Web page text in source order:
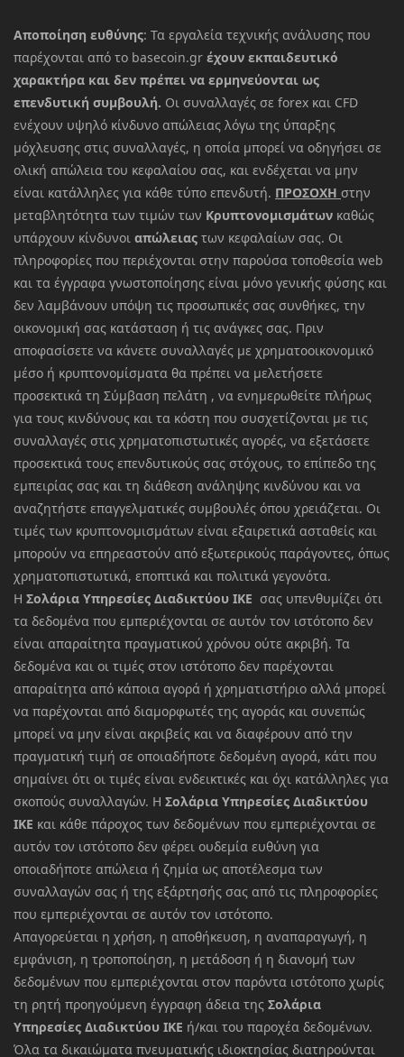
Αποποίηση ευθύνης: Τα εργαλεία τεχνικής ανάλυσης που
παρέχονται από το basecoin.gr έχουν εκπαιδευτικό
χαρακτήρα και δεν πρέπει να ερμηνεύονται ως
επενδυτική συμβουλή. Οι συναλλαγές σε forex και CFD
ενέχουν υψηλό κίνδυνο απώλειας λόγω της ύπαρξης
μόχλευσης στις συναλλαγές, η οποία μπορεί να οδηγήσει σε
ολική απώλεια του κεφαλαίου σας, και ενδέχεται να μην
είναι κατάλληλες για κάθε τύπο επενδυτή. ΠΡΟΣΟΧΗ στην
μεταβλητότητα των τιμών των Κρυπτονομισμάτων καθώς
υπάρχουν κίνδυνοι απώλειας των κεφαλαίων σας. Οι
πληροφορίες που περιέχονται στην παρούσα τοποθεσία web
και τα έγγραφα γνωστοποίησης είναι μόνο γενικής φύσης και
δεν λαμβάνουν υπόψη τις προσωπικές σας συνθήκες, την
οικονομική σας κατάσταση ή τις ανάγκες σας. Πριν
αποφασίσετε να κάνετε συναλλαγές με χρηματοοικονομικό
μέσο ή κρυπτονομίσματα θα πρέπει να μελετήσετε
προσεκτικά τη Σύμβαση πελάτη , να ενημερωθείτε πλήρως
για τους κινδύνους και τα κόστη που συσχετίζονται με τις
συναλλαγές στις χρηματοπιστωτικές αγορές, να εξετάσετε
προσεκτικά τους επενδυτικούς σας στόχους, το επίπεδο της
εμπειρίας σας και τη διάθεση ανάληψης κινδύνου και να
αναζητήστε επαγγελματικές συμβουλές όπου χρειάζεται. Οι
τιμές των κρυπτονομισμάτων είναι εξαιρετικά ασταθείς και
μπορούν να επηρεαστούν από εξωτερικούς παράγοντες, όπως
χρηματοπιστωτικά, εποπτικά και πολιτικά γεγονότα.
Η Σολάρια Υπηρεσίες Διαδικτύου ΙΚΕ σας υπενθυμίζει ότι
τα δεδομένα που εμπεριέχονται σε αυτόν τον ιστότοπο δεν
είναι απαραίτητα πραγματικού χρόνου ούτε ακριβή. Τα
δεδομένα και οι τιμές στον ιστότοπο δεν παρέχονται
απαραίτητα από κάποια αγορά ή χρηματιστήριο αλλά μπορεί
να παρέχονται από διαμορφωτές της αγοράς και συνεπώς
μπορεί να μην είναι ακριβείς και να διαφέρουν από την
πραγματική τιμή σε οποιαδήποτε δεδομένη αγορά, κάτι που
σημαίνει ότι οι τιμές είναι ενδεικτικές και όχι κατάλληλες για
σκοπούς συναλλαγών. Η Σολάρια Υπηρεσίες Διαδικτύου
ΙΚΕ και κάθε πάροχος των δεδομένων που εμπεριέχονται σε
αυτόν τον ιστότοπο δεν φέρει ουδεμία ευθύνη για
οποιαδήποτε απώλεια ή ζημία ως αποτέλεσμα των
συναλλαγών σας ή της εξάρτησής σας από τις πληροφορίες
που εμπεριέχονται σε αυτόν τον ιστότοπο.
Απαγορεύεται η χρήση, η αποθήκευση, η αναπαραγωγή, η
εμφάνιση, η τροποποίηση, η μετάδοση ή η διανομή των
δεδομένων που εμπεριέχονται στον παρόντα ιστότοπο χωρίς
τη ρητή προηγούμενη έγγραφη άδεια της Σολάρια
Υπηρεσίες Διαδικτύου ΙΚΕ ή/και του παροχέα δεδομένων.
Όλα τα δικαιώματα πνευματικής ιδιοκτησίας διατηρούνται